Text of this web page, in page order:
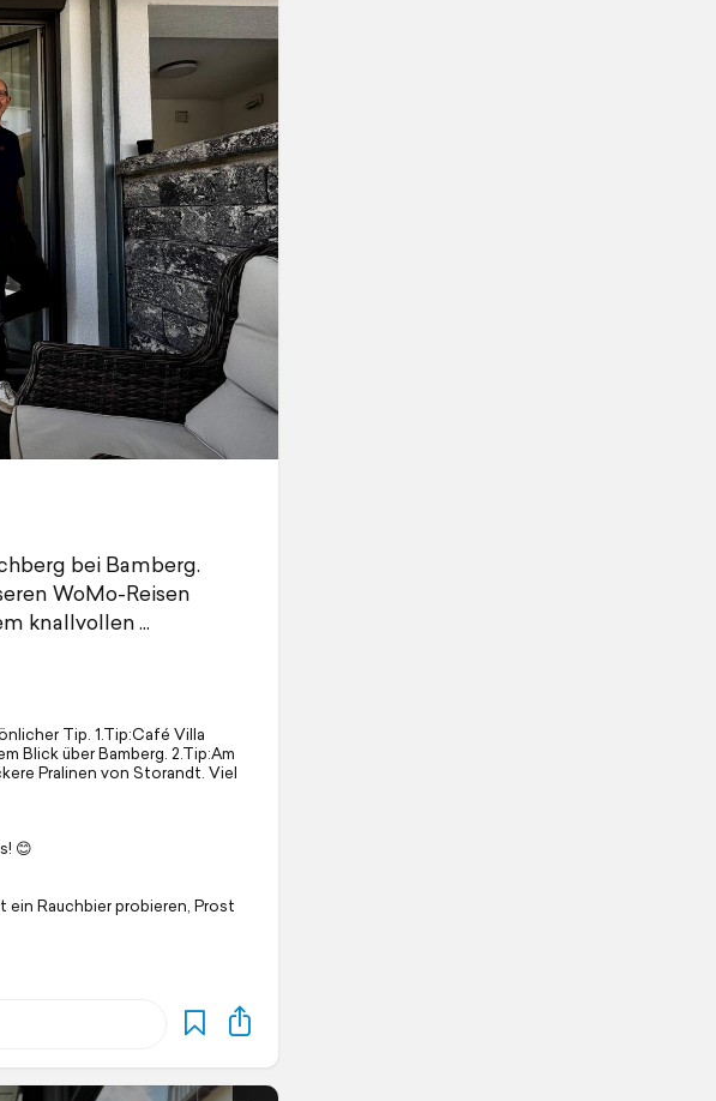
bei Bamberg.
WoMo-Reisen
knallvollen
Tip. 1.Tip:Café Villa
Blick über Bamberg. 2.Tip:Am
Pralinen von Storandt. Viel
😊
Rauchbier probieren, Prost